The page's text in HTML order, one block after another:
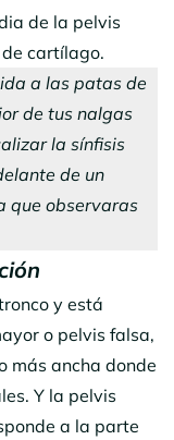
de la pelvis
de cartílago.
a las patas de
de tus nalgas
la sínfisis
de un
que observaras
y está
o pelvis falsa,
más ancha donde
Y la pelvis
a la parte